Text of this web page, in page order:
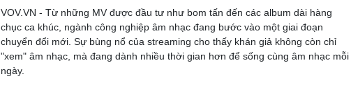
VOV.VN - Từ những MV được đầu tư như bom tấn đến các album dài hàng
chục ca khúc, ngành công nghiệp âm nhạc đang bước vào một giai đoạn
chuyển đổi mới. Sự bùng nổ của streaming cho thấy khán giả không còn chỉ
"xem" âm nhạc, mà đang dành nhiều thời gian hơn để sống cùng âm nhạc mỗi
ngày.